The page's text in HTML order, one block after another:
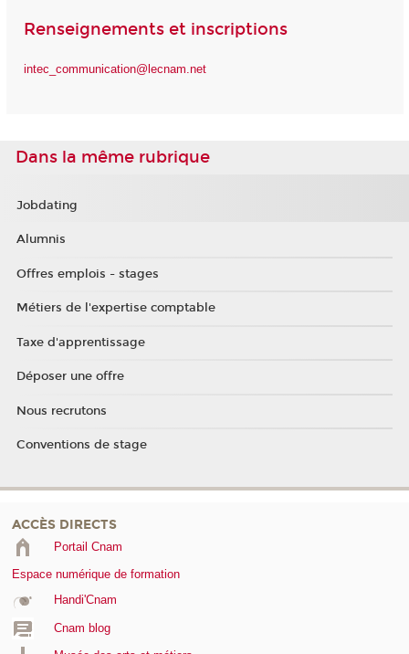
Renseignements et inscriptions
intec_communication@lecnam.net
Dans la même rubrique
Jobdating
Alumnis
Offres emplois - stages
Métiers de l'expertise comptable
Taxe d'apprentissage
Déposer une offre
Nous recrutons
Conventions de stage
ACCÈS DIRECTS
Portail Cnam
Espace numérique de formation
Handi'Cnam
Cnam blog